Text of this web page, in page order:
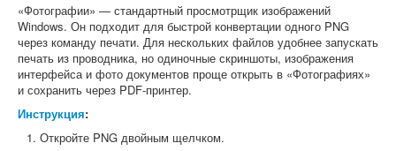
«Фотографии» — стандартный просмотрщик изображений
Windows. Он подходит для быстрой конвертации одного PNG
через команду печати. Для нескольких файлов удобнее запускать
печать из проводника, но одиночные скриншоты, изображения
интерфейса и фото документов проще открыть в «Фотографиях»
и сохранить через PDF-принтер.
Инструкция:
Откройте PNG двойным щелчком.